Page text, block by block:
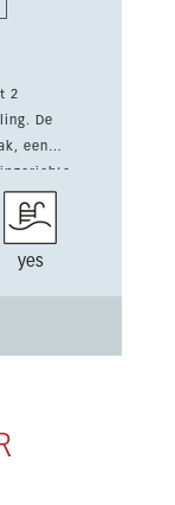
2
De
een
van
de ligging
yes